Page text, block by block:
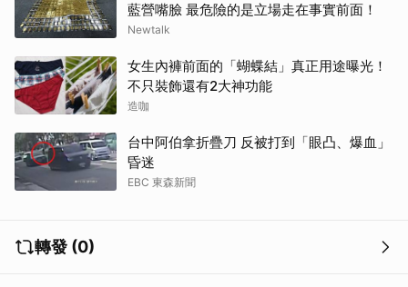
藍營嘴臉 最危險的是立場走在事實前面！
Newtalk
女生內褲前面的「蝴蝶結」真正用途曝光！
不只裝飾還有2大神功能
造咖
台中阿伯拿折疊刀 反被打到「眼凸、爆血」
昏迷
EBC 東森新聞
轉發 (0)